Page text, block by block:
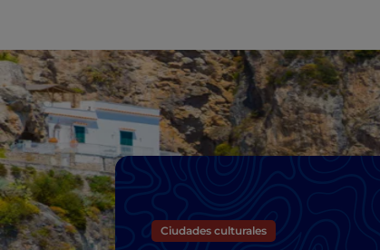
Ciudades culturales